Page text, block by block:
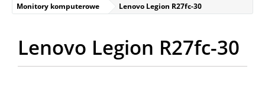
Monitory komputerowe
Lenovo Legion R27fc-30
Lenovo Legion R27fc-30